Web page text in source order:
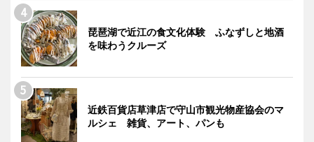
琵琶湖で近江の食文化体験 ふなずしと地酒
を味わうクルーズ
近鉄百貨店草津店で守山市観光物産協会のマ
ルシェ 雑貨、アート、パンも